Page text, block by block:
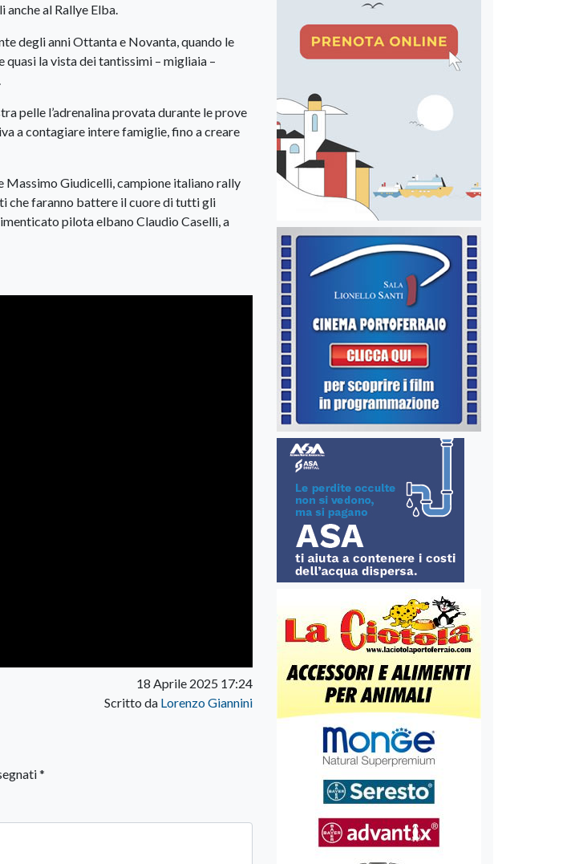
al Rallye Elba.
degli anni Ottanta e Novanta, quando le
la vista dei tantissimi – migliaia –
pelle l’adrenalina provata durante le prove
a contagiare intere famiglie, fino a creare
Massimo Giudicelli, campione italiano rally
che faranno battere il cuore di tutti gli
pilota elbano Claudio Caselli, a
18 Aprile 2025 17:24
Scritto da Lorenzo Giannini
*